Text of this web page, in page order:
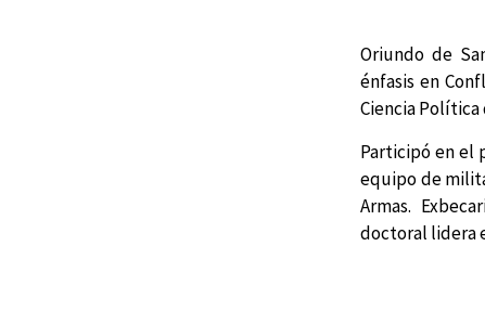
Oriundo de
énfasis en
Ciencia Política
Participó en el
equipo de
Armas.
doctoral lidera